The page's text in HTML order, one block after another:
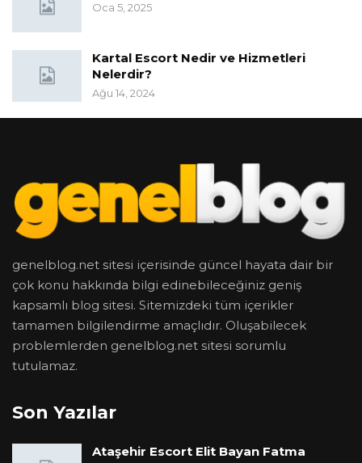
Oca 5, 2025
Kartal Escort Nedir ve Hizmetleri
Nelerdir?
Ağu 14, 2024
genelblog.net sitesi içerisinde güncel hayata dair bir
çok konu hakkında bilgi edinebileceğiniz geniş
kapsamlı blog sitesi. Sitemizdeki tüm içerikler
tamamen bilgilendirme amaçlıdır. Oluşabilecek
problemlerden genelblog.net sitesi sorumlu
tutulamaz.
Son Yazılar
Ataşehir Escort Elit Bayan Fatma